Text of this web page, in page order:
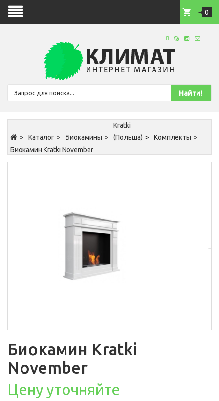
0
Каталог Биокамины
Kratki
(Польша)
Комплекты
Биокамин Kratki November
Биокамин Kratki
November
Цену уточняйте